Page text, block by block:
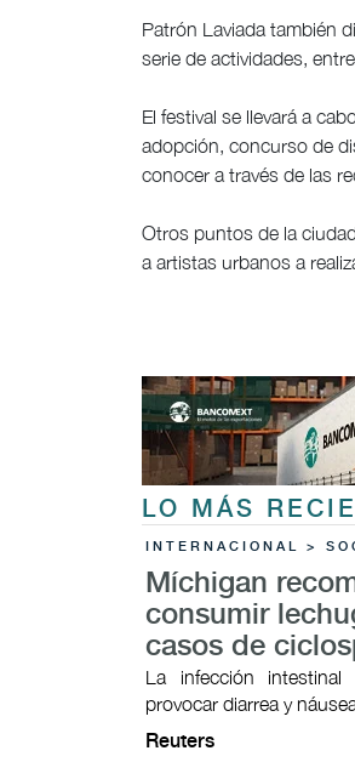
Patrón Laviada también
serie de actividades,
El festival se llevará a
adopción, concurso de
conocer a través de las
Otros puntos de la
a artistas urbanos a
LO MÁS
INTERNACIONAL >
Míchigan
consumir
casos de
La infección
provocar ​diarrea y
Reuters